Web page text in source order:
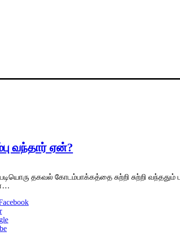
வந்தார் ஏன்?
இப்படியொரு தகவல் கோடம்பாக்கத்தை சுற்றி சுற்றி